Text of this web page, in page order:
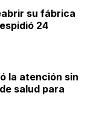
su fábrica
24
la atención sin
salud para